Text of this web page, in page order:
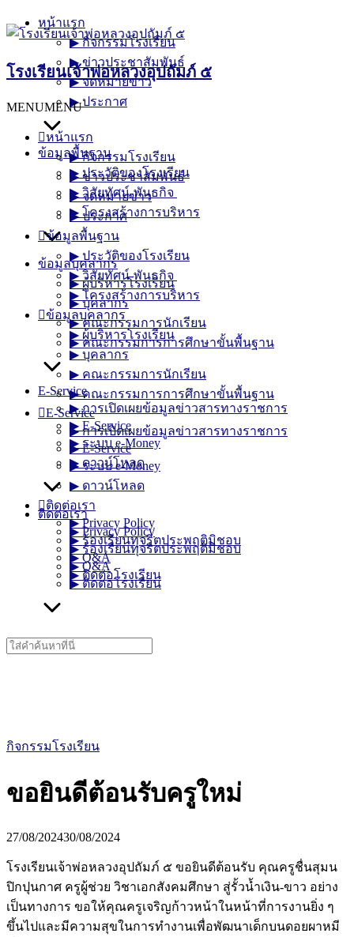
Skip
to
โรงเรียนเจ้าพ่อหลวงอุปถัมภ์ ๕
MENUMENU
หน้าแรก
▶︎ กิจกรรมโรงเรียน
▶︎ ข่าวประชาสัมพันธ์
▶︎ จดหมายข่าว
▶︎ ประกาศ
ข้อมูลพื้นฐาน
▶︎ ประวัติของโรงเรียน
▶︎ วิสัยทัศน์-พันธกิจ
▶︎ โครงสร้างการบริหาร
ข้อมูลบุคลากร
▶︎ ผู้บริหารโรงเรียน
▶︎ บุคลากร
▶︎ คณะกรรมการนักเรียน
▶︎ คณะกรรมการการศึกษาขั้นพื้นฐาน
E-Service
▶︎ การเปิดเผยข้อมูลข่าวสารทางราชการ
▶︎ E-Service
▶︎ ระบบ e-Money
▶︎ ดาวน์โหลด
ติดต่อเรา
▶︎ Privacy Policy
▶︎ ร้องเรียนทุจริตประพฤติมิชอบ
▶︎ Q&A
▶︎ ติดต่อโรงเรียน
หน้าแรก
▶︎ กิจกรรมโรงเรียน
▶︎ ข่าวประชาสัมพันธ์
▶︎ จดหมายข่าว
▶︎ ประกาศ
ข้อมูลพื้นฐาน
▶︎ ประวัติของโรงเรียน
▶︎ วิสัยทัศน์-พันธกิจ
▶︎ โครงสร้างการบริหาร
ข้อมูลบุคลากร
▶︎ ผู้บริหารโรงเรียน
▶︎ บุคลากร
▶︎ คณะกรรมการนักเรียน
▶︎ คณะกรรมการการศึกษาขั้นพื้นฐาน
E-Service
▶︎ การเปิดเผยข้อมูลข่าวสารทางราชการ
▶︎ E-Service
▶︎ ระบบ e-Money
▶︎ ดาวน์โหลด
ติดต่อเรา
▶︎ Privacy Policy
▶︎ ร้องเรียนทุจริตประพฤติมิชอบ
▶︎ Q&A
▶︎ ติดต่อโรงเรียน
Search
for:
กิจกรรมโรงเรียน
ขอยินดีต้อนรับครูใหม่
27/08/202430/08/2024
โรงเรียนเจ้าพ่อหลวงอุปถัมภ์ ๕ ขอยินดีต้อนรับ คุณครูชื่นสุมน
ปิกปุนกาศ ครูผู้ช่วย วิชาเอกสังคมศึกษา สู่รั้วน้ำเงิน-ขาว อย่าง
เป็นทางการ ขอให้คุณครูเจริญก้าวหน้าในหน้าที่การงานยิ่ง ๆ
ขึ้นไปและมีความสุขในการทำงานเพื่อพัฒนาเด็กบนดอยผาหมี